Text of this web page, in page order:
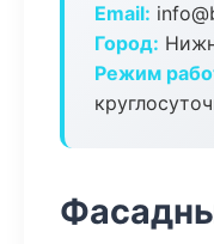
Email:
Город:
Режим